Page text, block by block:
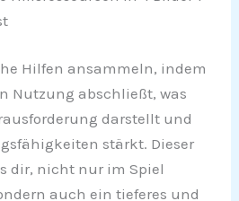
Hilfen ansammeln, indem
Nutzung abschließt, was
darstellt und
stärkt. Dieser
dir, nicht nur im Spiel
auch ein tieferes und